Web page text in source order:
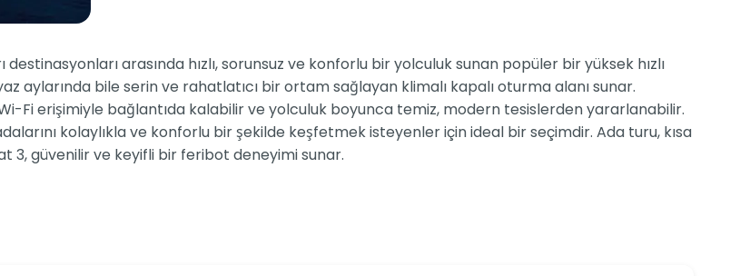
arasında hızlı, sorunsuz ve konforlu bir yolculuk sunan popüler bir yüksek hızlı
bile serin ve rahatlatıcı bir ortam sağlayan klimalı kapalı oturma alanı sunar.
Fi erişimiyle bağlantıda kalabilir ve yolculuk boyunca temiz, modern tesislerden yararlanabilir.
kolaylıkla ve konforlu bir şekilde keşfetmek isteyenler için ideal bir seçimdir. Ada turu, kısa
3, güvenilir ve keyifli bir feribot deneyimi sunar.